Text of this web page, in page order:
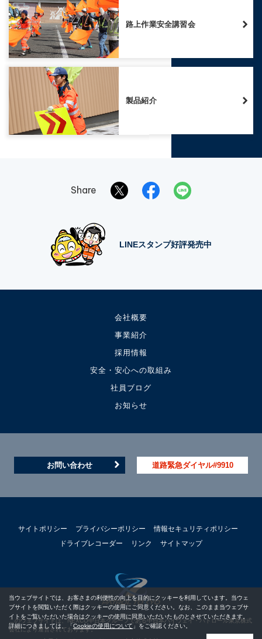
路上作業安全講習会
製品紹介
Share
LINEスタンプ好評発売中
会社概要
事業紹介
採用情報
安全・安心への取組み
社員ブログ
お知らせ
お問い合わせ 道路緊急ダイヤル#9910
サイトポリシー プライバシーポリシー
情報セキュリティポリシー
ドライブレコーダー
リンク サイトマップ
このウェブサイトは、NEXCO中日本グループである中日本ハイウェイ・パトロール東京株式
会社により運営されております。
当ウェブサイトでは、お客さまの利便性の向上を目的にクッキーを利用しています。当ウェ
ブサイトを閲覧いただく際はクッキーの使用にご同意ください。なお、このまま当ウェブサ
イトをご覧いただいた場合はクッキーの使用に同意いただいたものとさせていただきます。
詳細につきましては、「Cookieの使用について 」をご確認ください。